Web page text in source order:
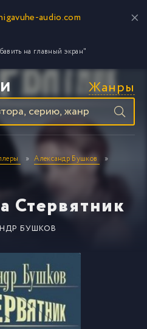
audio.com
на главный экран"
Жанры
Александр Бушков
Стервятник
БУШКОВ